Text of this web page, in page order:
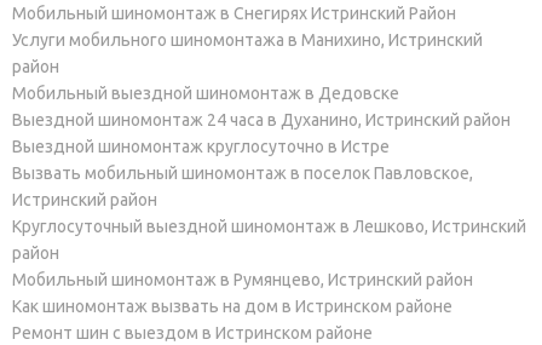
Мобильный шиномонтаж в Снегирях Истринский Район
Услуги мобильного шиномонтажа в Манихино, Истринский
район
Мобильный выездной шиномонтаж в Дедовске
Выездной шиномонтаж 24 часа в Духанино, Истринский район
Выездной шиномонтаж круглосуточно в Истре
Вызвать мобильный шиномонтаж в поселок Павловское,
Истринский район
Круглосуточный выездной шиномонтаж в Лешково, Истринский
район
Мобильный шиномонтаж в Румянцево, Истринский район
Как шиномонтаж вызвать на дом в Истринском районе
Ремонт шин с выездом в Истринском районе